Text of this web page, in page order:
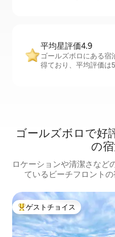
平均星評価4.9
ゴールズボロにある宿
得ており、平均評価は
ゴールズボロで好
の
ロケーションや清潔さなど
ているビーチフロント
大好評のゲストチョイスです
ゲストチョイス